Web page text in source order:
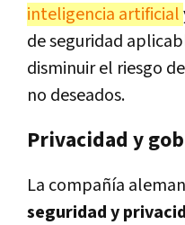
inteligencia artificial
de seguridad
disminuir el riesgo
no deseados.
Privacidad y
La compañía
seguridad y